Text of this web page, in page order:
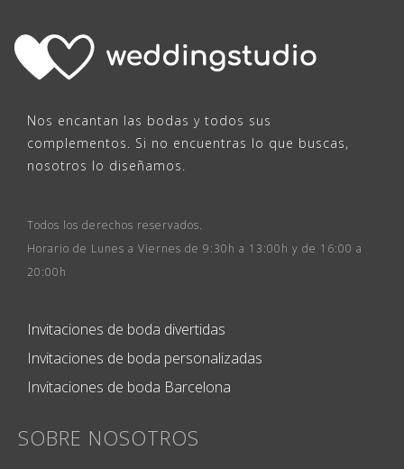
Nos encantan las bodas y todos sus
complementos. Si no encuentras lo que buscas,
nosotros lo diseñamos.
Todos los derechos reservados.
Horario de Lunes a Viernes de 9:30h a 13:00h y de 16:00 a
20:00h
Invitaciones de boda divertidas
Invitaciones de boda personalizadas
Invitaciones de boda Barcelona
SOBRE NOSOTROS